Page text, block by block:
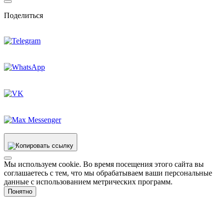
Поделиться
Мы используем cookie. Во время посещения этого сайта вы
соглашаетесь с тем, что мы обрабатываем ваши персональные
данные с использованием метрических программ.
Понятно